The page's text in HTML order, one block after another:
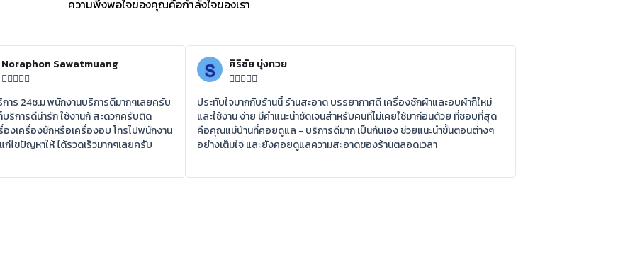
ความพึงพอใจของคุณคือกำลังใจของเรา
Noraphon Sawatmuang

าร 24ช.ม พนักงานบริการดีมากๆเลยครับ
ริการดีน่ารัก ใช้งานก้ สะดวกครับติด
งเครื่องซักหรือเครื่องอบ โทรไปพนักงาน
ไขปัญหาให้ ได้รวดเร็วมากๆเลยครับ
ศิริชัย บุ่งทวย

ประทับใจมากกับร้านนี้ ร้านสะอาด บรรยากาศดี เครื่องซักผ้าและอบผ้าก็ใหม่
และใช้งาน ง่าย มีคำแนะนำชัดเจนสำหรับคนที่ไม่เคยใช้มาก่อนด้วย ที่ชอบที่สุด
คือคุณแม่บ้านที่คอยดูแล - บริการดีมาก เป็นกันเอง ช่วยแนะนำขั้นตอนต่างๆ
อย่างเต็มใจ และยังคอยดูแลความสะอาดของร้านตลอดเวลา